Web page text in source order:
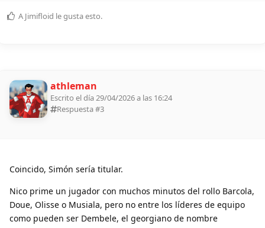
A Jimifloid le gusta esto.
athleman
Escrito el día 29/04/2026 a las 16:24
Respuesta #3
Coincido, Simón sería titular.
Nico prime un jugador con muchos minutos del rollo Barcola,
Doue, Olisse o Musiala, pero no entre los líderes de equipo
como pueden ser Dembele, el georgiano de nombre